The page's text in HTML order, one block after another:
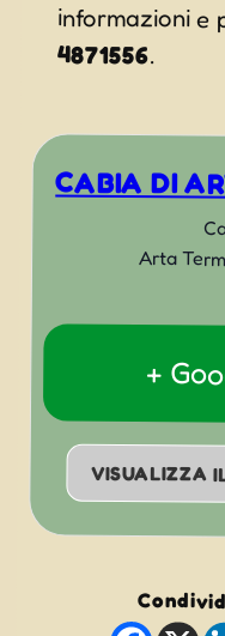
informazioni e
4871556.
CABIA DI
Arta
+
VISUALIZZA